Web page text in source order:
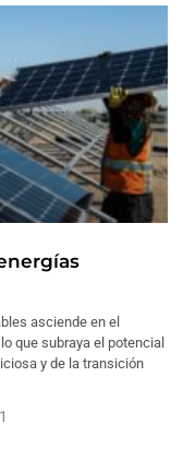
asciende en el
que subraya el potencial
y de la transición